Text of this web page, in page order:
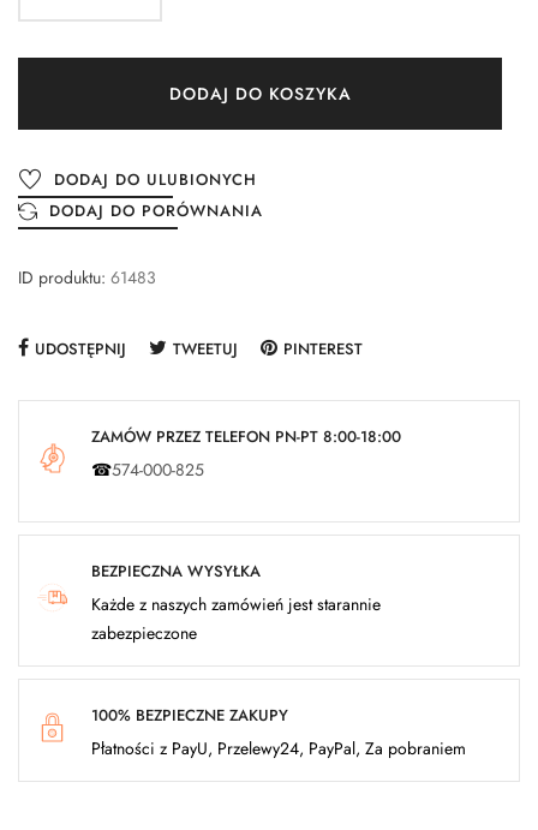
DODAJ DO KOSZYKA
DODAJ DO ULUBIONYCH
DODAJ DO PORÓWNANIA
ID produktu: 61483
UDOSTĘPNIJ TWEETUJ PINTEREST
ZAMÓW PRZEZ TELEFON PN-PT 8:00-18:00
☎574-000-825
BEZPIECZNA WYSYŁKA
Każde z naszych zamówień jest starannie
zabezpieczone
100% BEZPIECZNE ZAKUPY
Płatności z PayU, Przelewy24, PayPal, Za pobraniem